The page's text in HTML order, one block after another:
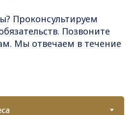
Проконсультируем
Позвоните
Мы отвечаем в течение